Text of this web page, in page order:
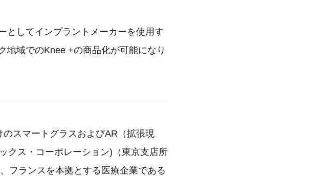
としてインプラントメーカーを使用す
地域でのKnee +の商品化が可能になり
スマートグラスおよびAR（拡張現
クス・コーポレーション)（東京支店所
フランスを本拠とする医療企業である